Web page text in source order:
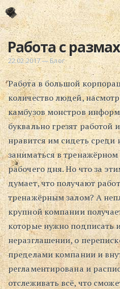
Работа с
22.02.2017—Блог
Работа в большой
количество людей,
камбузов монстров
буквально грезят работой
нравится им сидеть среди
заниматься в
рабочего дня. Но что за
думает, что получают
тренажёрным залом? А
крупной компании
которые нужно подписать
неразглашении, о
пределами компании и
регламентирована и
отслеживать всё, что